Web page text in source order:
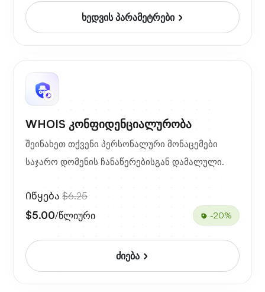
ხედვის პარამეტრები
WHOIS კონფიდენციალურობა
შეინახეთ თქვენი პერსონალური მონაცემები
საჯარო დომენის ჩანაწერებისგან დამალული.
Იწყება $6.25
$5.00/წლიური -20%
ძიება